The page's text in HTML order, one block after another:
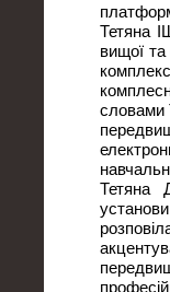
Тетяна
вищої
словами
Тетяна